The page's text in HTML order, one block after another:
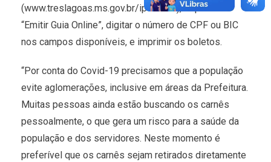
(www.treslagoas.ms.gov.br/iptu2020), depois em
“Emitir Guia Online”, digitar o número de CPF ou BIC
nos campos disponíveis, e imprimir os boletos.
“Por conta do Covid-19 precisamos que a população
evite aglomerações, inclusive em áreas da Prefeitura.
Muitas pessoas ainda estão buscando os carnês
pessoalmente, o que gera um risco para a saúde da
população e dos servidores. Neste momento é
preferível que os carnês sejam retirados diretamente